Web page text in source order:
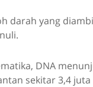
darah yang
DNA
sekitar 3,4